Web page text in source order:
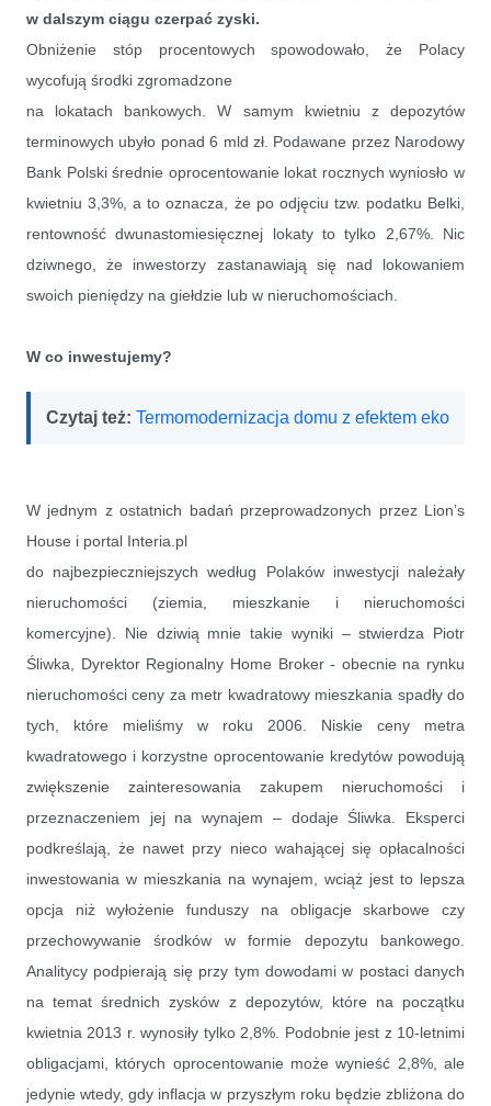
w dalszym ciągu czerpać zyski.
Obniżenie stóp procentowych spowodowało, że Polacy
wycofują środki zgromadzone
na lokatach bankowych. W samym kwietniu z depozytów
terminowych ubyło ponad 6 mld zł. Podawane przez Narodowy
Bank Polski średnie oprocentowanie lokat rocznych wyniosło w
kwietniu 3,3%, a to oznacza, że po odjęciu tzw. podatku Belki,
rentowność dwunastomiesięcznej lokaty to tylko 2,67%. Nic
dziwnego, że inwestorzy zastanawiają się nad lokowaniem
swoich pieniędzy na giełdzie lub w nieruchomościach.
W co inwestujemy?
Czytaj też: Termomodernizacja domu z efektem eko
W jednym z ostatnich badań przeprowadzonych przez Lion’s
House i portal Interia.pl
do najbezpieczniejszych według Polaków inwestycji należały
nieruchomości (ziemia, mieszkanie i nieruchomości
komercyjne). Nie dziwią mnie takie wyniki – stwierdza Piotr
Śliwka, Dyrektor Regionalny Home Broker - obecnie na rynku
nieruchomości ceny za metr kwadratowy mieszkania spadły do
tych, które mieliśmy w roku 2006. Niskie ceny metra
kwadratowego i korzystne oprocentowanie kredytów powodują
zwiększenie zainteresowania zakupem nieruchomości i
przeznaczeniem jej na wynajem – dodaje Śliwka. Eksperci
podkreślają, że nawet przy nieco wahającej się opłacalności
inwestowania w mieszkania na wynajem, wciąż jest to lepsza
opcja niż wyłożenie funduszy na obligacje skarbowe czy
przechowywanie środków w formie depozytu bankowego.
Analitycy podpierają się przy tym dowodami w postaci danych
na temat średnich zysków z depozytów, które na początku
kwietnia 2013 r. wynosiły tylko 2,8%. Podobnie jest z 10-letnimi
obligacjami, których oprocentowanie może wynieść 2,8%, ale
jedynie wtedy, gdy inflacja w przyszłym roku będzie zbliżona do